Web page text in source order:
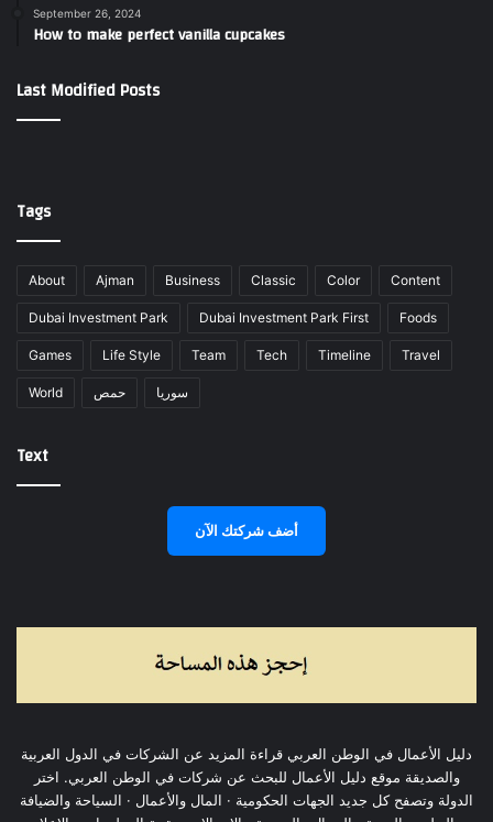
September 26, 2024
How to make perfect vanilla cupcakes
Last Modified Posts
Tags
About Ajman Business Classic Color Content
Dubai Investment Park Dubai Investment Park First Foods
Games Life Style Team Tech Timeline Travel
World حمص سوريا
Text
أضف شركتك الآن
دليل الأعمال في الوطن العربي قراءة المزيد عن الشركات في الدول العربية
والصديقة موقع دليل الأعمال للبحث عن شركات في الوطن العربي. اختر
الدولة وتصفح كل جديد الجهات الحكومية · المال والأعمال · السياحة والضيافة